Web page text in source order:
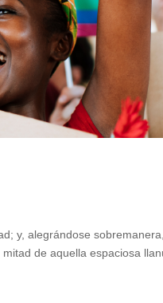
y, alegrándose
de aquella espaciosa